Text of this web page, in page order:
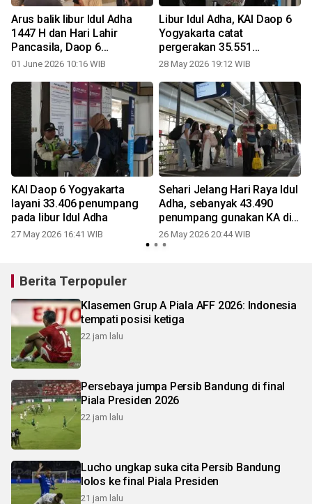
Arus balik libur Idul Adha
1447 H dan Hari Lahir
Pancasila, Daop 6
Yogyakarta layani 48.169
01 June 2026 10:16 WIB
Libur Idul Adha, KAI Daop 6
Yogyakarta catat
pergerakan 35.551
penumpang
28 May 2026 19:12 WIB
KAI Daop 6 Yogyakarta
layani 33.406 penumpang
pada libur Idul Adha
27 May 2026 16:41 WIB
Sehari Jelang Hari Raya Idul
Adha, sebanyak 43.490
penumpang gunakan KA di
Daop 6 Yogyakarta
26 May 2026 20:44 WIB
Berita Terpopuler
Klasemen Grup A Piala AFF 2026: Indonesia
tempati posisi ketiga
22 jam lalu
Persebaya jumpa Persib Bandung di final
Piala Presiden 2026
22 jam lalu
Lucho ungkap suka cita Persib Bandung
lolos ke final Piala Presiden
21 jam lalu